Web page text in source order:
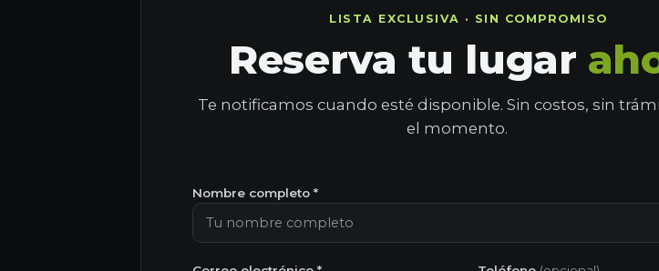
LISTA EXCLUSIVA · SIN COMPROMISO
Reserva tu lugar
Te notificamos cuando esté disponible. Sin costos, sin
el momento.
Nombre completo *